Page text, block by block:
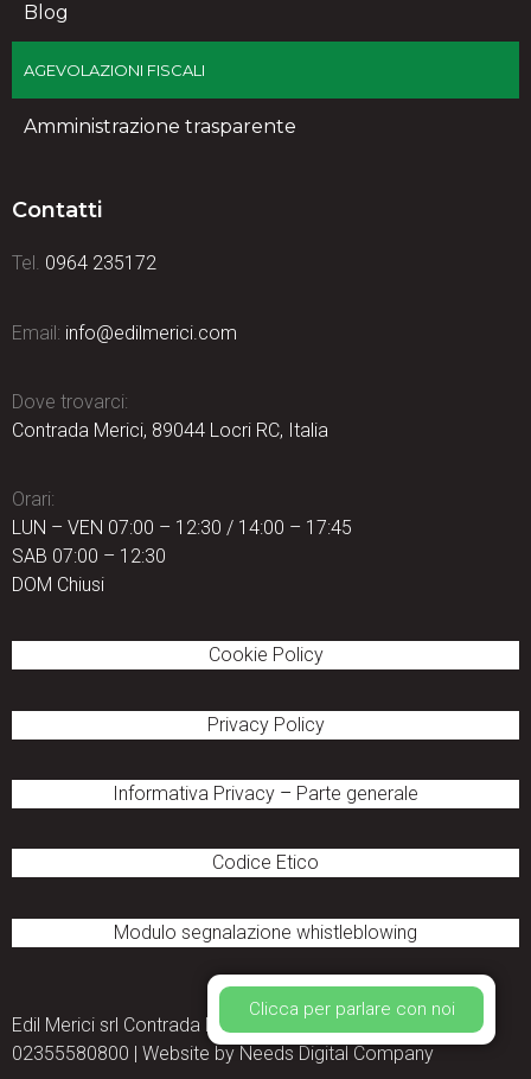
Clicca per parlare con noi
Blog
AGEVOLAZIONI FISCALI
Amministrazione trasparente
Contatti
Tel. 0964 235172
Email: info@edilmerici.com
Dove trovarci:
Contrada Merici, 89044 Locri RC, Italia
Orari:
LUN – VEN 07:00 – 12:30 / 14:00 – 17:45
SAB 07:00 – 12:30
DOM Chiusi
Cookie Policy
Privacy Policy
Informativa Privacy – Parte generale
Codice Etico
Modulo segnalazione whistleblowing
Edil Merici srl Contrada Merici snc, Locri (RC) 89044 | P.IVA:
02355580800 | Website by Needs Digital Company